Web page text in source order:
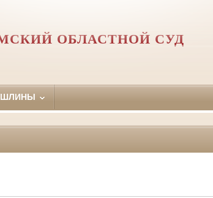
ОБЛАСТНОЙ СУД